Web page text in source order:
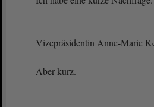
Vizepräsidentin Anne-Marie
Aber kurz.